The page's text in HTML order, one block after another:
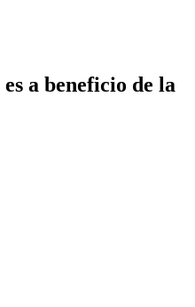
a beneficio de la